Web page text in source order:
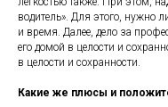
водитель». Для этого, нужно
и время. Далее, дело за
его домой в целости и
в целости и сохранности.
Какие же плюсы и